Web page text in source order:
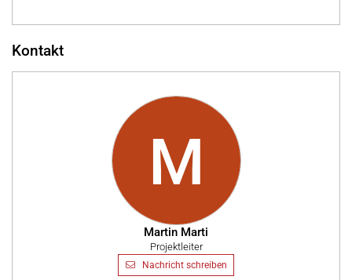
Kontakt
M
Martin Marti
Projektleiter
Nachricht schreiben